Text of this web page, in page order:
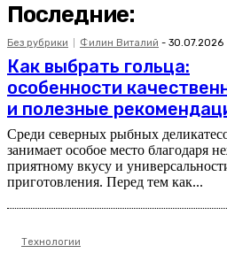
Последние:
Без рубрики Филин Виталий - 30.07.2026
Как выбрать гольца:
особенности
и полезные
Среди северных рыбных
занимает особое место благодаря
приятному вкусу и
приготовления. Перед тем как...
Технологии